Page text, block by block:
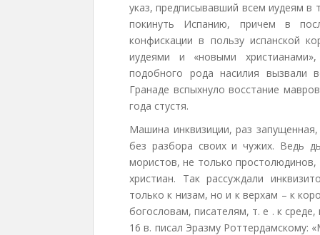
указ, предписывавший всем иудеям в
покинуть Испанию, причем в
конфискации в пользу испанской
иудеями и «новыми
подобного рода насилия вызвали
Гранаде вспыхнуло восстание
года стустя.
Машина инквизиции, раз
без разбора своих и чужих. Ведь
мористов, не только
христиан. Так рассуждали
только к низам, но и к верхам – к
богословам, писателям, т. е . к
16 в. писал Эразму Роттердамскому: